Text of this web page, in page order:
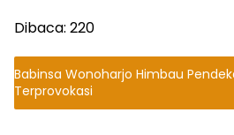
Dibaca: 220
Babinsa Wonoharjo Himbau Pendekar
Terprovokasi